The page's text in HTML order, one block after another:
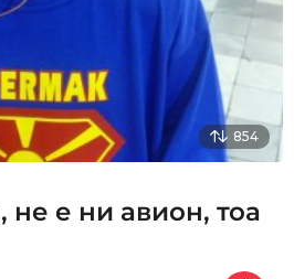
854
не е ни авион, тоа